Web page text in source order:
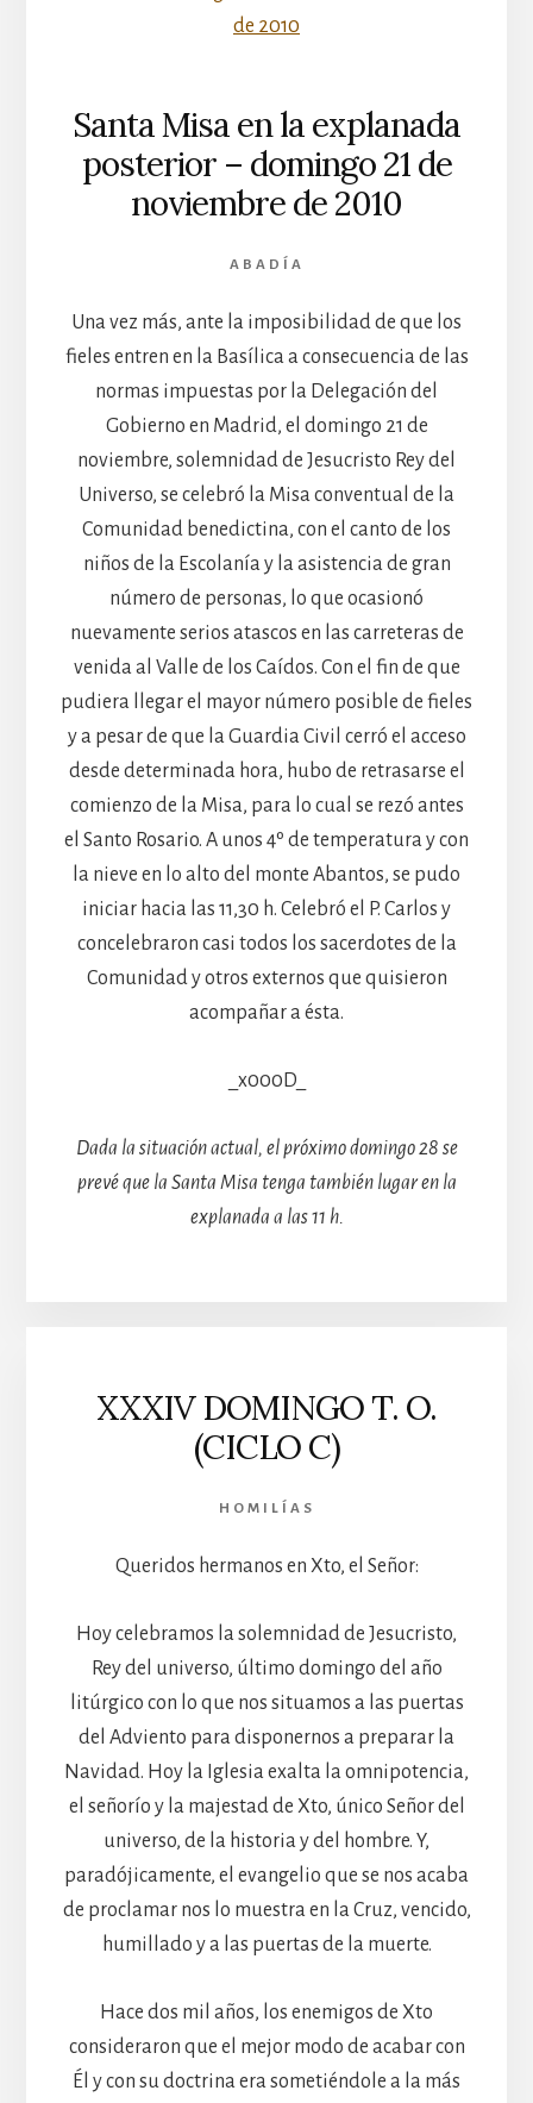
Santa Misa en la explanada
posterior – domingo 21 de
noviembre de 2010
ABADÍA
Una vez más, ante la imposibilidad de que los
fieles entren en la Basílica a consecuencia de las
normas impuestas por la Delegación del
Gobierno en Madrid, el domingo 21 de
noviembre, solemnidad de Jesucristo Rey del
Universo, se celebró la Misa conventual de la
Comunidad benedictina, con el canto de los
niños de la Escolanía y la asistencia de gran
número de personas, lo que ocasionó
nuevamente serios atascos en las carreteras de
venida al Valle de los Caídos. Con el fin de que
pudiera llegar el mayor número posible de fieles
y a pesar de que la Guardia Civil cerró el acceso
desde determinada hora, hubo de retrasarse el
comienzo de la Misa, para lo cual se rezó antes
el Santo Rosario. A unos 4º de temperatura y con
la nieve en lo alto del monte Abantos, se pudo
iniciar hacia las 11,30 h. Celebró el P. Carlos y
concelebraron casi todos los sacerdotes de la
Comunidad y otros externos que quisieron
acompañar a ésta.
_x000D_
Dada la situación actual, el próximo domingo 28 se
prevé que la Santa Misa tenga también lugar en la
explanada a las 11 h.
XXXIV DOMINGO T. O.
(CICLO C)
HOMILÍAS
Queridos hermanos en Xto, el Señor:
Hoy celebramos la solemnidad de Jesucristo,
Rey del universo, último domingo del año
litúrgico con lo que nos situamos a las puertas
del Adviento para disponernos a preparar la
Navidad. Hoy la Iglesia exalta la omnipotencia,
el señorío y la majestad de Xto, único Señor del
universo, de la historia y del hombre. Y,
paradójicamente, el evangelio que se nos acaba
de proclamar nos lo muestra en la Cruz, vencido,
humillado y a las puertas de la muerte.
Hace dos mil años, los enemigos de Xto
consideraron que el mejor modo de acabar con
Él y con su doctrina era sometiéndole a la más